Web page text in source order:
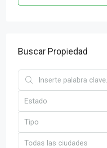
Buscar Propiedad
Estado
Tipo
Todas las ciudades